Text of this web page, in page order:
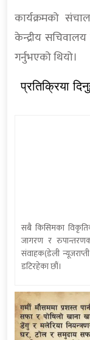
कार्यक्रमको
केन्द्रीय
गर्नुभएको थियो।
प्रतिक्रिया
सबै किसिमका विकृतिका
जागरण र
संवाहक(डेली
डटिरहेका छौं।